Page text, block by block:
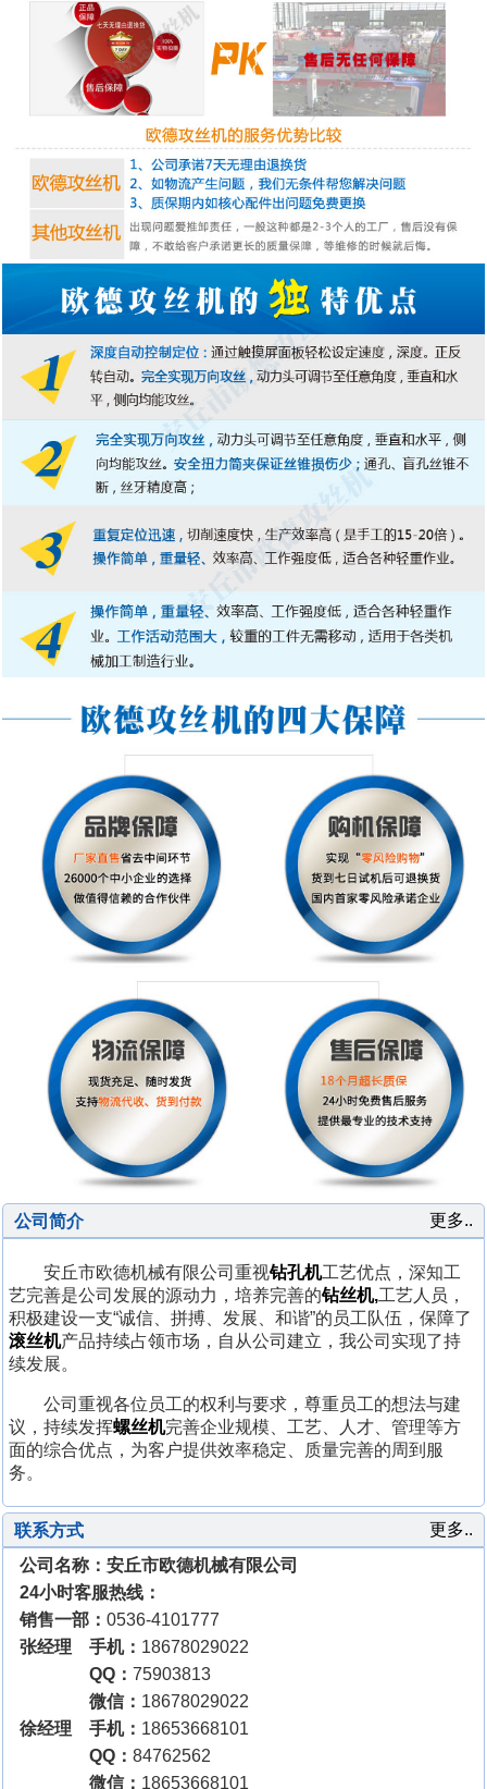
更多..
公司简介
安丘市欧德机械有限公司重视钻孔机工艺优点，深知工
艺完善是公司发展的源动力，培养完善的钻丝机,工艺人员，
积极建设一支“诚信、拼搏、发展、和谐”的员工队伍，保障了
滚丝机产品持续占领市场，自从公司建立，我公司实现了持
续发展。
公司重视各位员工的权利与要求，尊重员工的想法与建
议，持续发挥螺丝机完善企业规模、工艺、人才、管理等方
面的综合优点，为客户提供效率稳定、质量完善的周到服
务。
更多..
联系方式
公司名称：安丘市欧德机械有限公司
24小时客服热线：
销售一部：0536-4101777
张经理 手机： 18678029022
QQ：75903813
微信： 18678029022
徐经理 手机： 18653668101
QQ：84762562
微信： 18653668101